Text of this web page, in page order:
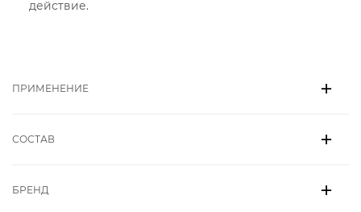
действие.
ПРИМЕНЕНИЕ
СОСТАВ
БРЕНД